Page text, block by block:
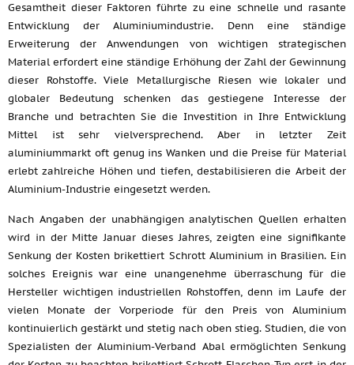
Gesamtheit dieser Faktoren führte zu eine schnelle und rasante
Entwicklung der Aluminiumindustrie. Denn eine ständige
Erweiterung der Anwendungen von wichtigen strategischen
Material erfordert eine ständige Erhöhung der Zahl der Gewinnung
dieser Rohstoffe. Viele Metallurgische Riesen wie lokaler und
globaler Bedeutung schenken das gestiegene Interesse der
Branche und betrachten Sie die Investition in Ihre Entwicklung
Mittel ist sehr vielversprechend. Aber in letzter Zeit
aluminiummarkt oft genug ins Wanken und die Preise für Material
erlebt zahlreiche Höhen und tiefen, destabilisieren die Arbeit der
Aluminium-Industrie eingesetzt werden.
Nach Angaben der unabhängigen analytischen Quellen erhalten
wird in der Mitte Januar dieses Jahres, zeigten eine signifikante
Senkung der Kosten brikettiert Schrott Aluminium in Brasilien. Ein
solches Ereignis war eine unangenehme überraschung für die
Hersteller wichtigen industriellen Rohstoffen, denn im Laufe der
vielen Monate der Vorperiode für den Preis von Aluminium
kontinuierlich gestärkt und stetig nach oben stieg. Studien, die von
Spezialisten der Aluminium-Verband Abal ermöglichten Senkung